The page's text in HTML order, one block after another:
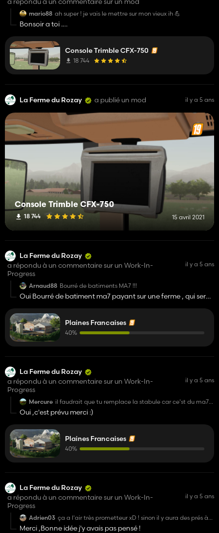
mario88 ah super ! je vais le mettre sur mon vieux ih 💪
Bonsoir a toi .
Excuse nous , nous n'avions pas fait exprès c'est un simple
oubli cela sera corrigé au plus vite .
Bonne soirée a toi !
Console Trimble CFX-750
18 744
La Ferme du Rozay a publié un mod il y a 5 ans
Console Trimble CFX-750
18 744 15 avril 2021
La Ferme du Rozay
a répondu à un commentaire sur un Work-In-
Progress
il y a 5 ans
Arnaud88 Bourré de batiments MA7 !!!
Oui Bourré de batiment ma7 payant sur une ferme , qui sera
anciens mise à jour du WIP ^^
Plaines Francaises
40%
La Ferme du Rozay
a répondu à un commentaire sur un Work-In-
Progress
il y a 5 ans
Mercure il faudrait que tu remplace la stabule car ce'st du ma7
:/ sino très jolie maps j'aime bcp l'ambiance
Oui ,c'est prévu merci :)
Plaines Francaises
40%
La Ferme du Rozay
a répondu à un commentaire sur un Work-In-
Progress
il y a 5 ans
Adrien03 ça a l'air très prometteur xD ! sinon il y aura des prés à
vaches en dehors des fermes ?
Merci ,Bonne idée j'y avais pas pensé !